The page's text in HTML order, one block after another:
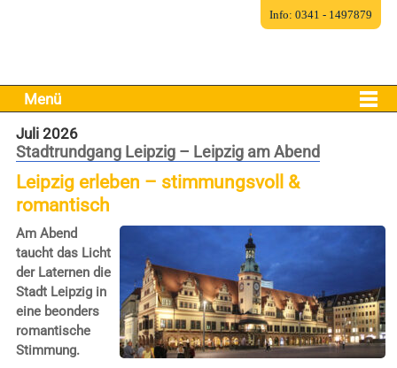
Menü
Juli 2026
Stadtrundgang Leipzig – Leipzig am Abend
Leipzig erleben – stimmungsvoll &
romantisch
Am Abend
taucht das Licht
der Laternen die
Stadt Leipzig in
eine beonders
romantische
Stimmung.
Info: 0341 - 1497879